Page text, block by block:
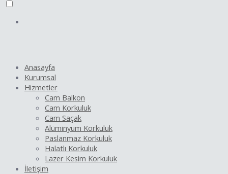
Anasayfa
Kurumsal
Hizmetler
Cam Balkon
Cam Korkuluk
Cam Saçak
Alüminyum Korkuluk
Paslanmaz Korkuluk
Halatlı Korkuluk
Lazer Kesim Korkuluk
İletişim